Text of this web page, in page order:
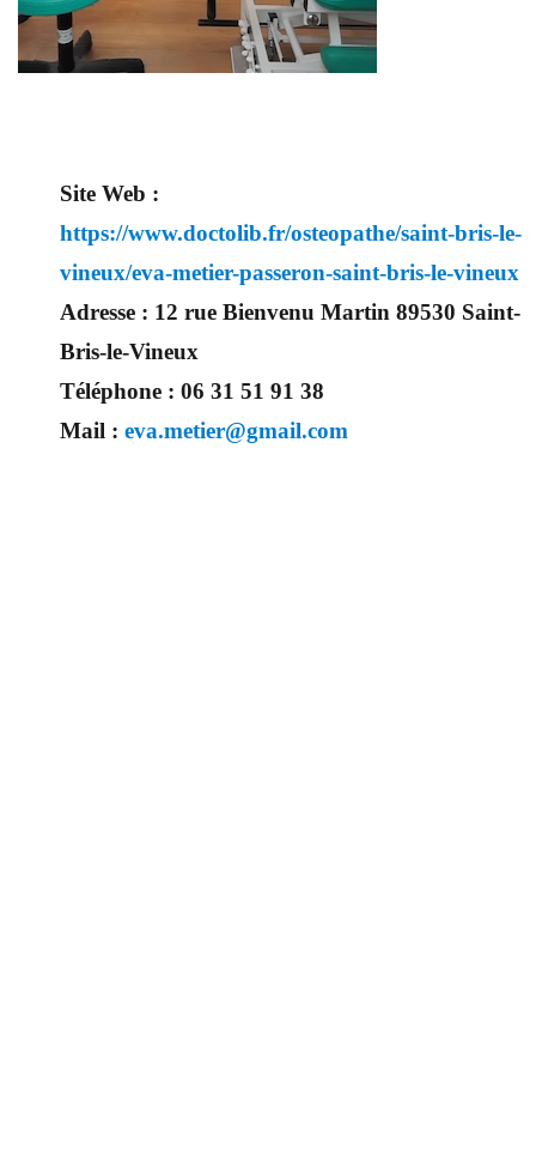
Site Web :
https://www.doctolib.fr/osteopathe/saint-bris-le-
vineux/eva-metier-passeron-saint-bris-le-vineux
Adresse : 12 rue Bienvenu Martin 89530 Saint-
Bris-le-Vineux
Téléphone : 06 31 51 91 38
Mail : eva.metier@gmail.com